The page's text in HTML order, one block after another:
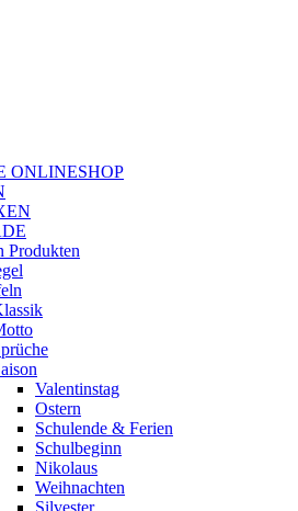
ONLINESHOP
Produkten
Valentinstag
Ostern
Schulende & Ferien
Schulbeginn
Nikolaus
Weihnachten
Silvester